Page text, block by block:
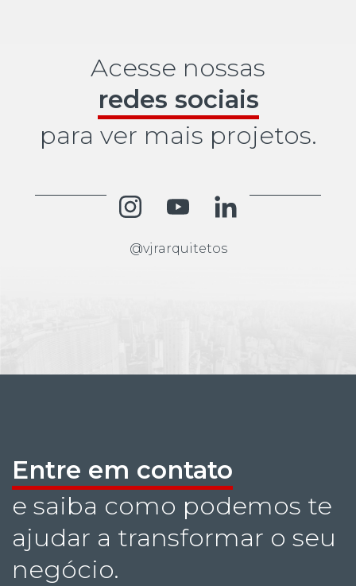
Acesse nossas
redes sociais
para ver mais projetos.
@vjrarquitetos
Entre em contato
e saiba como podemos te
ajudar a transformar o seu
negócio.